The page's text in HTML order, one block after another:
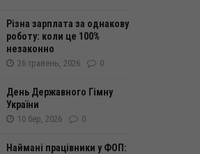
Різна зарплата за однакову
роботу: коли це 100%
незаконно
26 травень, 2026 0
День Державного Гімну
України
10 бер, 2026 0
Наймані працівники у ФОП: